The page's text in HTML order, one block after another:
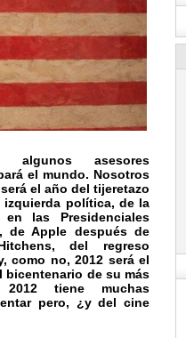
asesores
el mundo. Nosotros
el año del tijeretazo
política, de la
en las Presidenciales
deApple después de
, del regreso
como no, 2012 será el
de su más
tiene muchas
pero, ¿y del cine